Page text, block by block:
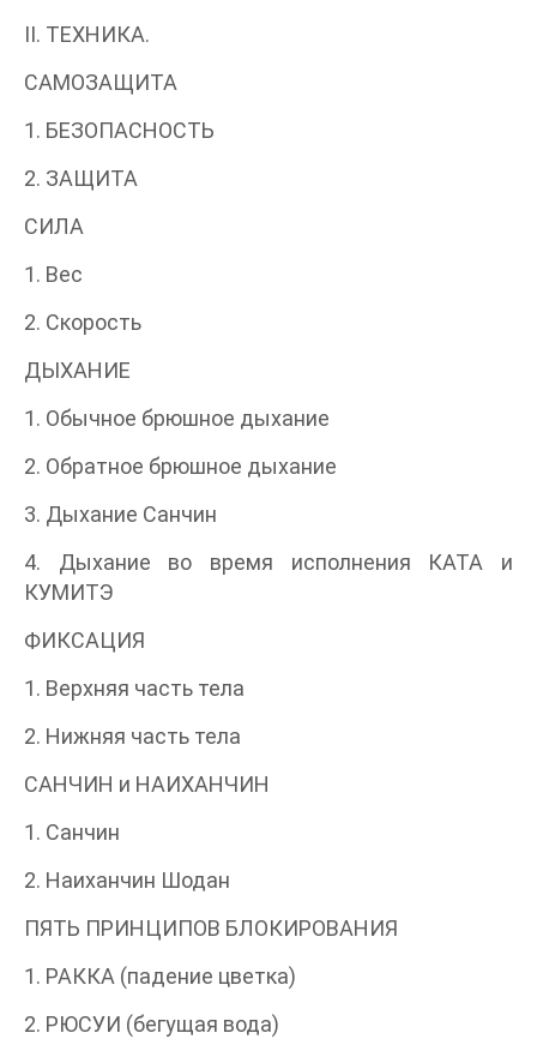
II. ТЕХНИКА.
САМОЗАЩИТА
1. БЕЗОПАСНОСТЬ
2. ЗАЩИТА
СИЛА
1. Вес
2. Скорость
ДЫХАНИЕ
1. Обычное брюшное дыхание
2. Обратное брюшное дыхание
3. Дыхание Санчин
4. Дыхание во время исполнения КАТА и
КУМИТЭ
ФИКСАЦИЯ
1. Верхняя часть тела
2. Нижняя часть тела
САНЧИН и НАИХАНЧИН
1. Санчин
2. Наиханчин Шодан
ПЯТЬ ПРИНЦИПОВ БЛОКИРОВАНИЯ
1. РАККА (падение цветка)
2. РЮСУИ (бегущая вода)